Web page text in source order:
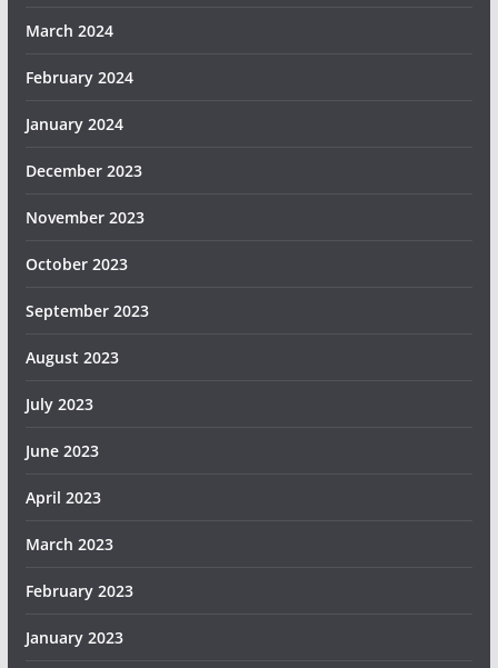
March 2024
February 2024
January 2024
December 2023
November 2023
October 2023
September 2023
August 2023
July 2023
June 2023
April 2023
March 2023
February 2023
January 2023